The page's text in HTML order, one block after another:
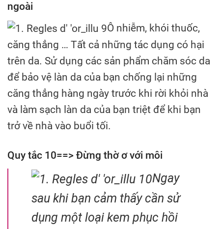
ngoài
Ô nhiễm, khói thuốc,
căng thẳng … Tất cả những tác dụng có hại
trên da. Sử dụng các sản phẩm chăm sóc da
để bảo vệ làn da của bạn chống lại những
căng thẳng hàng ngày trước khi rời khỏi nhà
và làm sạch làn da của bạn triệt để khi bạn
trở về nhà vào buổi tối.
Quy tắc 10==> Đừng thờ ơ với môi
Ngay
sau khi bạn cảm thấy cần sử
dụng một loại kem phục hồi